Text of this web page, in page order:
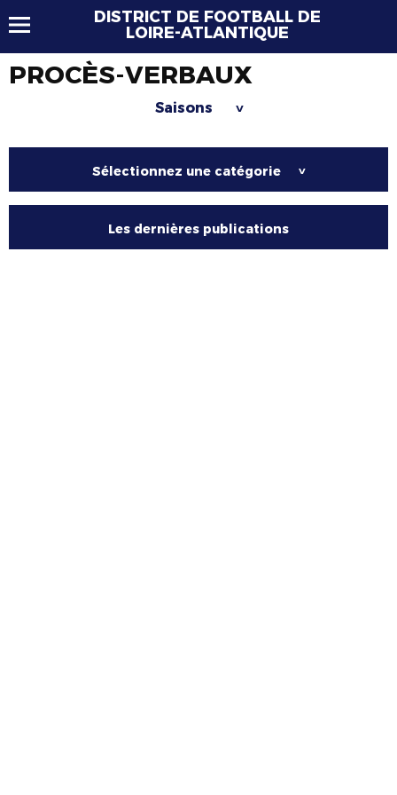
DISTRICT DE FOOTBALL DE
LOIRE-ATLANTIQUE
PROCÈS-VERBAUX
Saisons >
Sélectionnez une catégorie >
Les dernières publications